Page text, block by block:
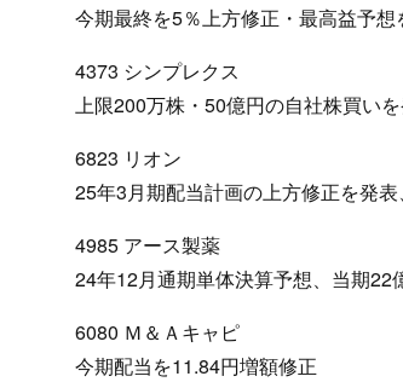
今期最終を5％上方修正・最高益予
4373 シンプレクス
上限200万株・50億円の自社株買い
6823 リオン
25年3月期配当計画の上方修正を発
4985 アース製薬
24年12月通期単体決算予想、当期
6080 Ｍ＆Ａキャピ
今期配当を11.84円増額修正